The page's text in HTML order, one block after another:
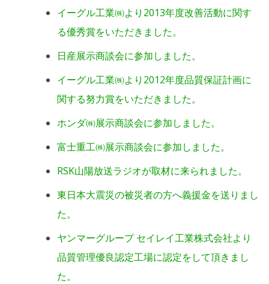
イーグル工業㈱より2013年度改善活動に関す
る優秀賞をいただきました。
日産展示商談会に参加しました。
イーグル工業㈱より2012年度品質保証計画に
関する努力賞をいただきました。
ホンダ㈱展示商談会に参加しました。
富士重工㈱展示商談会に参加しました。
RSK山陽放送ラジオが取材に来られました。
東日本大震災の被災者の方へ義援金を送りまし
た。
ヤンマーグループ セイレイ工業株式会社より
品質管理優良認定工場に認定をして頂きまし
た。